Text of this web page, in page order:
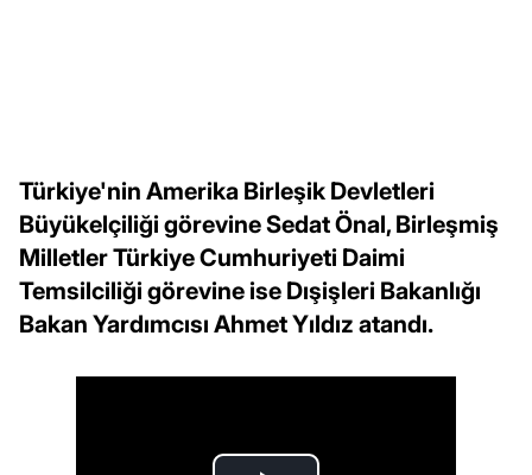
Türkiye'nin Amerika Birleşik Devletleri
Büyükelçiliği görevine Sedat Önal, Birleşmiş
Milletler Türkiye Cumhuriyeti Daimi
Temsilciliği görevine ise Dışişleri Bakanlığı
Bakan Yardımcısı Ahmet Yıldız atandı.